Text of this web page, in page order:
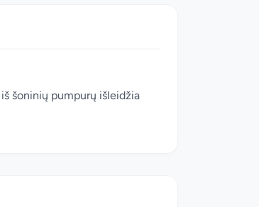
šoninių pumpurų išleidžia